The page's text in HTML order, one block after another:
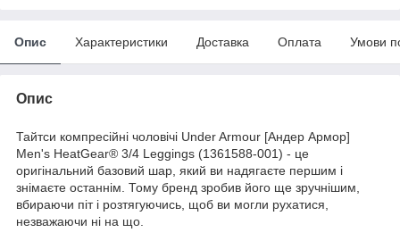
Опис Характеристики Доставка Оплата Умови
Опис
Тайтси компресійні чоловічі Under Armour [Андер Армор]
Men's HeatGear® 3/4 Leggings (1361588-001) - це
оригінальний базовий шар, який ви надягаєте першим і
знімаєте останнім. Тому бренд зробив його ще зручнішим,
вбираючи піт і розтягуючись, щоб ви могли рухатися,
незважаючи ні на що.